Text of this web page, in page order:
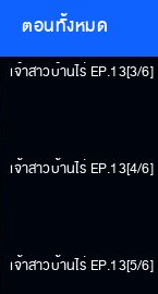
ตอนทั้งหมด
เจ้าสาวบ้านไร่ EP.13[3/6]
เจ้าสาวบ้านไร่ EP.13[4/6]
เจ้าสาวบ้านไร่ EP.13[5/6]